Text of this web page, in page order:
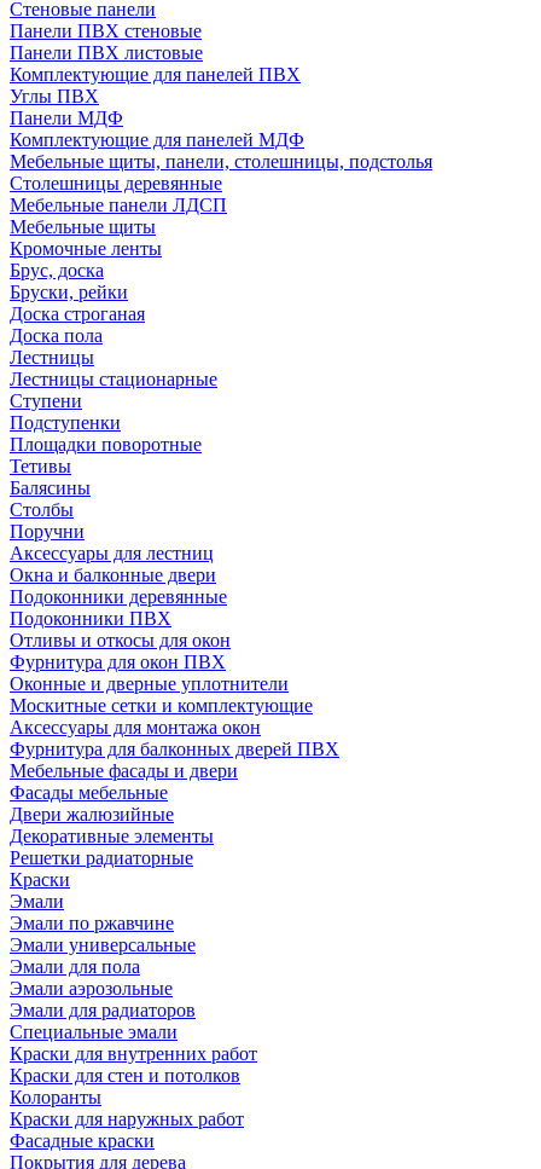
Стеновые панели
Панели ПВХ стеновые
Панели ПВХ листовые
Комплектующие для панелей ПВХ
Углы ПВХ
Панели МДФ
Комплектующие для панелей МДФ
Мебельные щиты, панели, столешницы, подстолья
Столешницы деревянные
Мебельные панели ЛДСП
Мебельные щиты
Кромочные ленты
Брус, доска
Бруски, рейки
Доска строганая
Доска пола
Лестницы
Лестницы стационарные
Ступени
Подступенки
Площадки поворотные
Тетивы
Балясины
Столбы
Поручни
Аксессуары для лестниц
Окна и балконные двери
Подоконники деревянные
Подоконники ПВХ
Отливы и откосы для окон
Фурнитура для окон ПВХ
Оконные и дверные уплотнители
Москитные сетки и комплектующие
Аксессуары для монтажа окон
Фурнитура для балконных дверей ПВХ
Мебельные фасады и двери
Фасады мебельные
Двери жалюзийные
Декоративные элементы
Решетки радиаторные
Краски
Эмали
Эмали по ржавчине
Эмали универсальные
Эмали для пола
Эмали аэрозольные
Эмали для радиаторов
Специальные эмали
Краски для внутренних работ
Краски для стен и потолков
Колоранты
Краски для наружных работ
Фасадные краски
Покрытия для дерева